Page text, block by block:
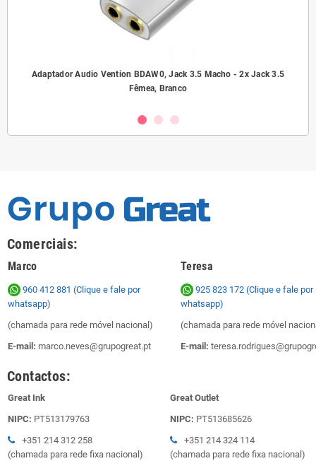
Adaptador Audio Vention BDAW0, Jack 3.5 Macho - 2x Jack 3.5
Fêmea, Branco
Comerciais:
Marco Teresa
960 412 881 (Clique e fale por
whatsapp)
(chamada para rede móvel nacional)
E-mail: marco.neves@grupogreat.pt
925 823 172 (Clique e fale por
whatsapp)
(chamada para rede móvel
E-mail:
Contactos:
Great Ink
NIPC: PT513179763
+351 214 312 258
(chamada para rede fixa nacional)
Great Outlet
NIPC: PT513685626
+351 214 324 114
(chamada para rede fixa nacional)